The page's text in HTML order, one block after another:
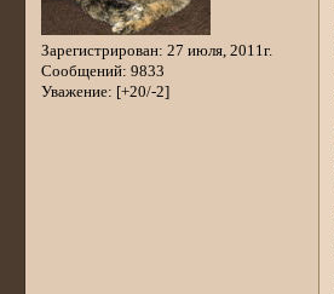
Зарегистрирован: 27 июля, 2011г.
Сообщений: 9833
Уважение: [+20/-2]